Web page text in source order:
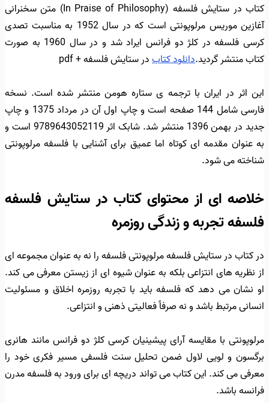
کتاب در ستایش فلسفه (In Praise of Philosophy) متن سخنرانی
آغازین موریس مرلوپونتی است که در سال 1952 به مناسبت تصدی
کرسی فلسفه در کلژ دو فرانس ایراد شد و در سال 1960 به صورت
کتاب منتشر گردید.دانلود کتابدر ستایش فلسفه + pdf
این اثر در ایران با ترجمه ی ستاره هومن منتشر شده است. نسخه
فارسی شامل 144 صفحه است و چاپ اول آن در مرداد 1375 و چاپ
جدید در بهمن 1396 منتشر شد. شابک اثر 9789643052119 است و
به عنوان مقدمه ای کوتاه اما عمیق برای آشنایی با فلسفه مرلوپونتی
شناخته می شود.
خلاصه ای از محتوای کتاب در ستایش فلسفه
فلسفه تجربه و زندگی روزمره
در کتاب در ستایش فلسفه مرلوپونتی فلسفه را نه به عنوان مجموعه ای
از نظریه های انتزاعی بلکه به عنوان شیوه ای از زیستن معرفی می کند.
او نشان می دهد که فلسفه باید با تجربه روزمره اخلاق و مسئولیت
انسانی مرتبط باشد و نه صرفاً فعالیتی ذهنی و انتزاعی.
مرلوپونتی با مقایسه آرای پیشینیان کرسی کلژ دو فرانس مانند هانری
برگسون و لویی لاول ضمن تحلیل سنت فلسفی مسیر فکری خود را
معرفی می کند. این کتاب می تواند دریچه ای برای ورود به فلسفه مدرن
فرانسه باشد.